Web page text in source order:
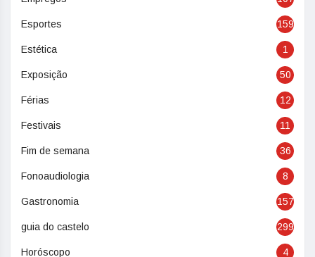
Esportes 159
Estética 1
Exposição 50
Férias 12
Festivais 11
Fim de semana 36
Fonoaudiologia 8
Gastronomia 157
guia do castelo 299
Horóscopo 4